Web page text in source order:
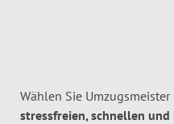
Wählen Sie
stressfreien, schnellen